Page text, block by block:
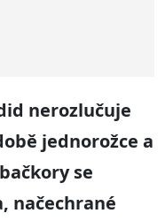
nerozlučuje
jednorožce a
se
načechrané